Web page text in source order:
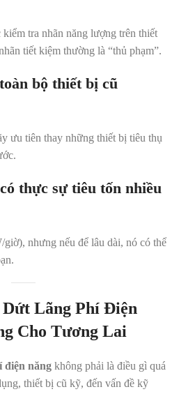
tra nhãn năng lượng trên thiết
tiết kiệm thường là “thủ phạm”.
bộ thiết bị cũ
ưu tiên thay những thiết bị tiêu thụ
thực sự tiêu tốn nhiều
nhưng nếu để lâu dài, nó có thể
Lãng Phí Điện
Cho Tương Lai
điện năng không phải là điều gì quá
thiết bị cũ kỹ, đến vấn đề kỹ